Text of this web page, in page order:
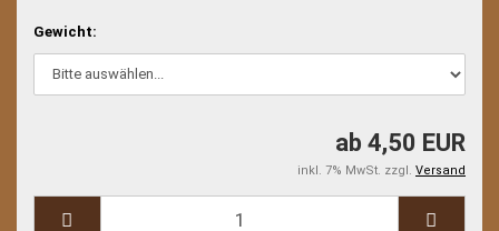
Gewicht:
ab 4,50 EUR
inkl. 7% MwSt. zzgl. Versand